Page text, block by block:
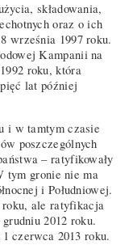
składowania,
oraz o ich
września 1997 roku.
Kampanii na
roku, która
lat później
i w tamtym czasie
poszczególnych
– ratyfikowały
tym gronie nie ma
i Południowej.
roku, ale ratyfikacja
2012 roku.
czerwca 2013 roku.